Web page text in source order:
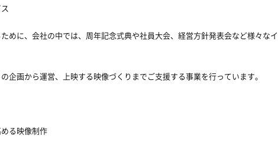
めに、会社の中では、周年記念式典や社員大会、経営方針発表会など様々なイ
企画から運営、上映する映像づくりまでご支援する事業を行っています。
る映像制作